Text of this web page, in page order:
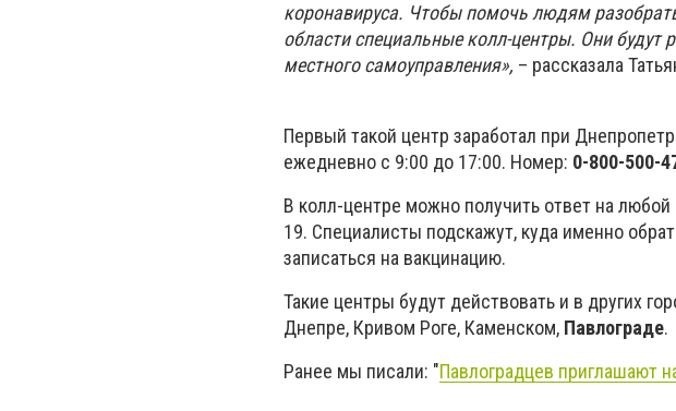
коронавируса. Чтобы помочь людям
области специальные колл-центры. Они будут
местного самоуправления», – рассказала
Первый такой центр заработал при
ежедневно с 9:00 до 17:00. Номер: 0-800-500-
В колл-центре можно получить ответ на
19. Специалисты подскажут, куда именно
записаться на вакцинацию.
Такие центры будут действовать и в других
Днепре, Кривом Роге, Каменском, Павлограде.
Ранее мы писали: "Павлоградцев приглашают